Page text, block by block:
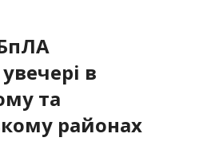
в
та
районах